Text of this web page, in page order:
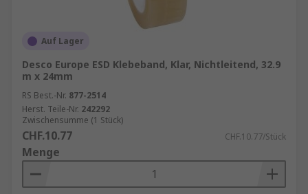
Auf Lager
Desco Europe ESD Klebeband, Klar, Nichtleitend, 32.9
m x 24mm
RS Best.-Nr. 877-2514
Herst. Teile-Nr. 242292
Zwischensumme (1 Stück)
CHF.10.77 CHF.10.77/Stück
Menge